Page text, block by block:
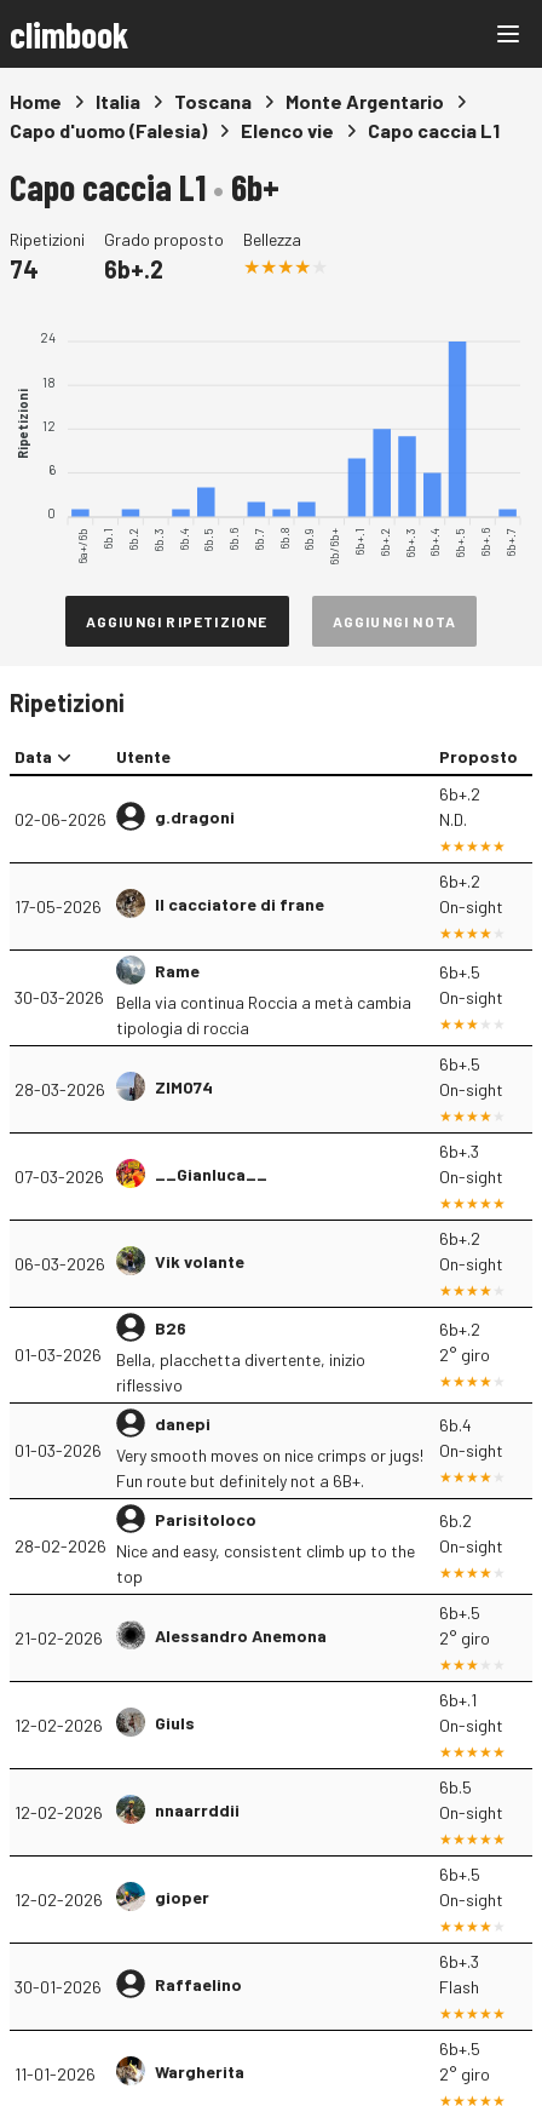
climbook
Home Italia Toscana
Monte Argentario
Capo d'uomo (Falesia)
Elenco vie Capo caccia L1
Capo caccia L1• 6b+
Ripetizioni
74
Grado proposto
6b+.2
Bellezza
24
18
12
6
0
Ripetizioni
6a+/6b 6b.1 6b.2 6b.3 6b.4 6b.5 6b.6 6b.7 6b.8 6b.9 6b/6b+ 6b+.1 6b+.2 6b+.3 6b+.4 6b+.5 6b+.6 6b+.7
AGGIUNGI RIPETIZIONE AGGIUNGI NOTA
Ripetizioni
Data Utente Proposto
02-06-2026 g.dragoni
6b+.2
N.D.
17-05-2026 Il cacciatore di frane
6b+.2
On-sight
30-03-2026
Rame
Bella via continua Roccia a metà cambia
tipologia di roccia
6b+.5
On-sight
28-03-2026 ZIMO74
6b+.5
On-sight
07-03-2026 __Gianluca__
6b+.3
On-sight
06-03-2026 Vik volante
6b+.2
On-sight
01-03-2026
B26
Bella, placchetta divertente, inizio
riflessivo
6b+.2
2° giro
01-03-2026
danepi
Very smooth moves on nice crimps or jugs!
Fun route but definitely not a 6B+.
6b.4
On-sight
28-02-2026
Parisitoloco
Nice and easy, consistent climb up to the
top
6b.2
On-sight
21-02-2026 Alessandro Anemona
6b+.5
2° giro
12-02-2026 Giuls
6b+.1
On-sight
12-02-2026 nnaarrddii
6b.5
On-sight
12-02-2026 gioper
6b+.5
On-sight
30-01-2026 Raffaelino
6b+.3
Flash
11-01-2026 Wargherita
6b+.5
2° giro